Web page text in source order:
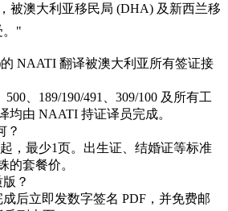
被澳大利亚移民局 (DHA) 及新西兰移
"
的 NAATI 翻译被澳大利亚所有签证接
、189/190/491、309/100 及所有工
均由 NAATI 持证译员完成。
？
，最少1页。出生证、结婚证等标准
的套餐价。
？
后立即发数字签名 PDF，并免费邮